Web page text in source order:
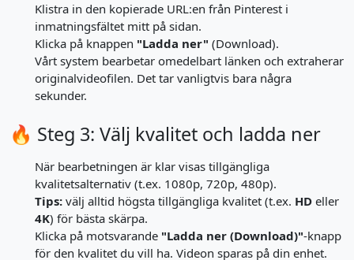
Klistra in den kopierade URL:en från Pinterest i
inmatningsfältet mitt på sidan.
Klicka på knappen "Ladda ner" (Download).
Vårt system bearbetar omedelbart länken och extraherar
originalvideofilen. Det tar vanligtvis bara några
sekunder.
🔥 Steg 3: Välj kvalitet och ladda ner
När bearbetningen är klar visas tillgängliga
kvalitetsalternativ (t.ex. 1080p, 720p, 480p).
Tips: välj alltid högsta tillgängliga kvalitet (t.ex. HD eller
4K) för bästa skärpa.
Klicka på motsvarande "Ladda ner (Download)"-knapp
för den kvalitet du vill ha. Videon sparas på din enhet.